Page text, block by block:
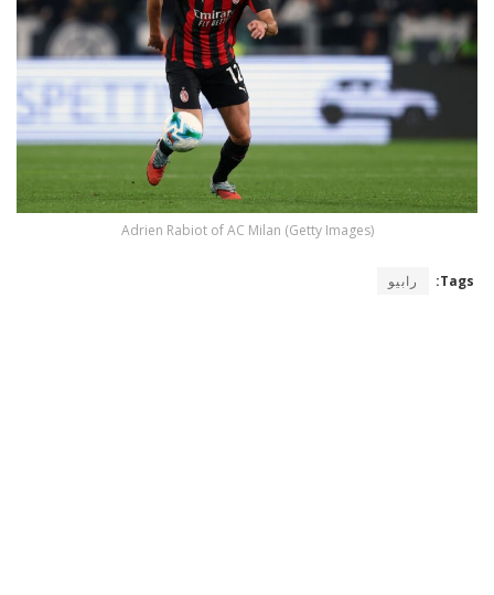
Adrien Rabiot of AC Milan (Getty Images)
Tags: رابيو